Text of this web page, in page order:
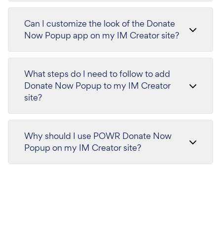
Can I customize the look of the Donate
Now Popup app on my IM Creator site?
What steps do I need to follow to add
Donate Now Popup to my IM Creator
site?
Why should I use POWR Donate Now
Popup on my IM Creator site?